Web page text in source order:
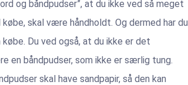
og båndpudser”, at du ikke ved så meget
skal være håndholdt. Og dermed har du
Du ved også, at du ikke er det
en båndpudser, som ikke er særlig tung.
skal have sandpapir, så den kan